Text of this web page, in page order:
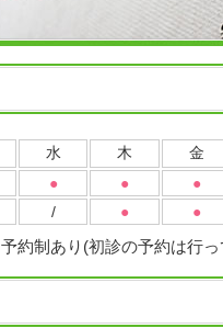
水 木 金
● ● ●
/ ● ●
予約制あり(初診の予約は行